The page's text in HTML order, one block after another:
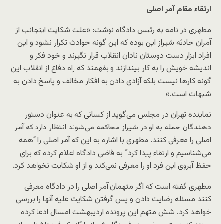
ارتقاء مقام آمر اصلی
مطهری در نامه به رئیس دادگاه نوشت: «علت شکایت اینجانب از
آمران حادثه شیراز این بوده که این گونه حوادث تکرار نشود و این
افراد ابزار دست دوستان نادان انقلاب قرار نگیرند و خود فکر و
اندیشه خویش را به کار بیندازند و بفهمند که راه دفاع از انقلاب این
گونه کارها نیست بلکه آزادی دادن به افکار مخالف و پاسخ دادن به
شبهات است.»
نماینده تهران در مجلس می‌گوید از کسانی که به عنوان دستور
دهندگان حمله به او در شیراز محاکمه می‌شوند انتظار دارد که آمر
اصلی را معرفی کنند. مطهری با اشاره به این که آمر اصلی را “همه
می‌شناسیم و ارتقاء پیدا کرد” به قاضی دادگاه اعلام کرده که برای
حفظ آبروی این فرد او را معرفی نمی‌کند و از او شکایت نخواهد کرد.
مطهری گفته است که اگر متهمان آمر اصلی را در دادگاه معرفی
کنند مسئله رضایت دادن و پس گرفتن شکایت علیه آنها را بررسی
خواهد کرد. شش متهم این پرونده اردیبهشت امسال ادعا کرده